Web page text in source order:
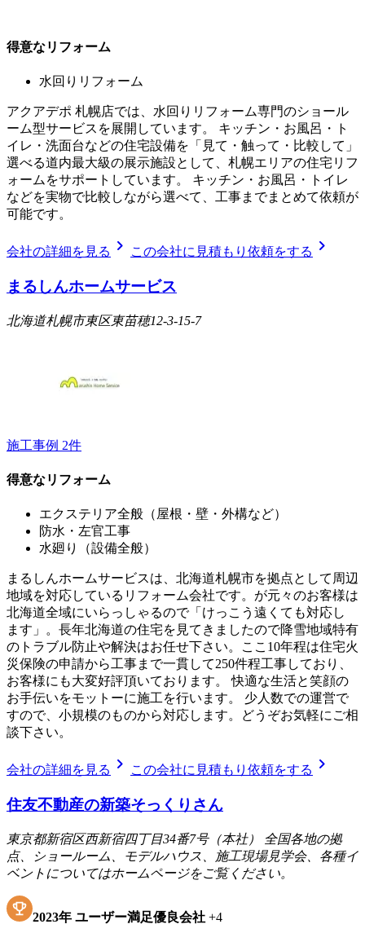
得意なリフォーム
水回りリフォーム
アクアデポ 札幌店では、水回りリフォーム専門のショール
ーム型サービスを展開しています。 キッチン・お風呂・ト
イレ・洗面台などの住宅設備を「見て・触って・比較して」
選べる道内最大級の展示施設として、札幌エリアの住宅リフ
ォームをサポートしています。 キッチン・お風呂・トイレ
などを実物で比較しながら選べて、工事までまとめて依頼が
可能です。
会社の詳細を見る chevron_right この会社に見積もり依頼をする chevron_right
まるしんホームサービス
北海道札幌市東区東苗穂12-3-15-7
施工事例 2件
得意なリフォーム
エクステリア全般（屋根・壁・外構など）
防水・左官工事
水廻り（設備全般）
まるしんホームサービスは、北海道札幌市を拠点として周辺
地域を対応しているリフォーム会社です。が元々のお客様は
北海道全域にいらっしゃるので「けっこう遠くても対応し
ます」。長年北海道の住宅を見てきましたので降雪地域特有
のトラブル防止や解決はお任せ下さい。ここ10年程は住宅火
災保険の申請から工事まで一貫して250件程工事しており、
お客様にも大変好評頂いております。 快適な生活と笑顔の
お手伝いをモットーに施工を行います。 少人数での運営で
すので、小規模のものから対応します。どうぞお気軽にご相
談下さい。
会社の詳細を見る chevron_right この会社に見積もり依頼をする chevron_right
住友不動産の新築そっくりさん
東京都新宿区西新宿四丁目34番7号（本社） 全国各地の拠
点、ショールーム、モデルハウス、施工現場見学会、各種イ
ベントについてはホームページをご覧ください。
2023年 ユーザー満足優良会社 +4